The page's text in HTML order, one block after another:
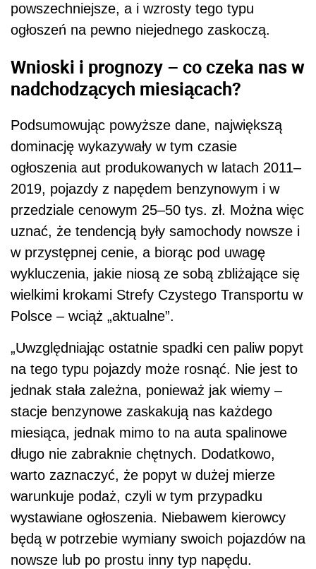
powszechniejsze, a i wzrosty tego typu
ogłoszeń na pewno niejednego zaskoczą.
Wnioski i prognozy – co czeka nas w
nadchodzących miesiącach?
Podsumowując powyższe dane, największą
dominację wykazywały w tym czasie
ogłoszenia aut produkowanych w latach 2011–
2019, pojazdy z napędem benzynowym i w
przedziale cenowym 25–50 tys. zł. Można więc
uznać, że tendencją były samochody nowsze i
w przystępnej cenie, a biorąc pod uwagę
wykluczenia, jakie niosą ze sobą zbliżające się
wielkimi krokami Strefy Czystego Transportu w
Polsce – wciąż „aktualne”.
„Uwzględniając ostatnie spadki cen paliw popyt
na tego typu pojazdy może rosnąć. Nie jest to
jednak stała zależna, ponieważ jak wiemy –
stacje benzynowe zaskakują nas każdego
miesiąca, jednak mimo to na auta spalinowe
długo nie zabraknie chętnych. Dodatkowo,
warto zaznaczyć, że popyt w dużej mierze
warunkuje podaż, czyli w tym przypadku
wystawiane ogłoszenia. Niebawem kierowcy
będą w potrzebie wymiany swoich pojazdów na
nowsze lub po prostu inny typ napędu.